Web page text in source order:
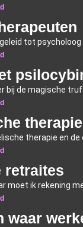
tot psycholoog
bij de magische
therapie en de
retraites
moet ik rekening
waar